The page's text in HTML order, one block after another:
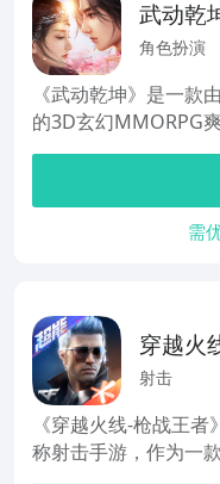
武动乾
手游）
角色扮演
《武动乾坤》是一款
的3D玄幻MMORPG
需
穿越火
王者
射击
《穿越火线-枪战王
称射击手游，作为一